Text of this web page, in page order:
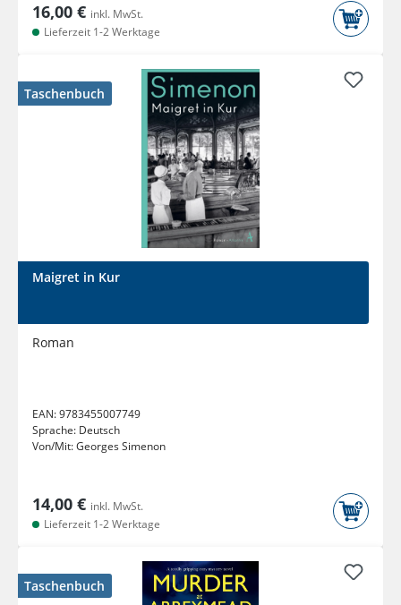
16,00 € inkl. MwSt.
Lieferzeit 1-2 Werktage
Taschenbuch
Maigret in Kur
Roman
EAN:9783455007749
Sprache: Deutsch
Von/Mit:Georges Simenon
14,00 € inkl. MwSt.
Lieferzeit 1-2 Werktage
Taschenbuch